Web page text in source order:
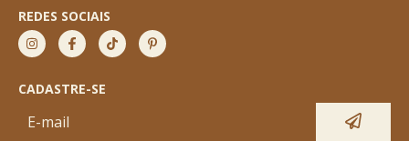
REDES SOCIAIS
CADASTRE-SE